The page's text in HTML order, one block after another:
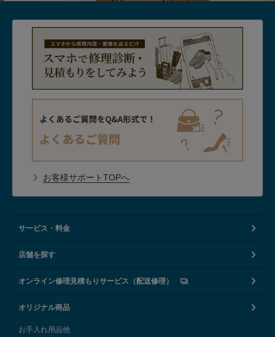
お客様サポートTOPへ
サービス・料金
店舗を探す
オンライン修理見積もりサービス（配送修理）
オリジナル商品
お手入れ用品他